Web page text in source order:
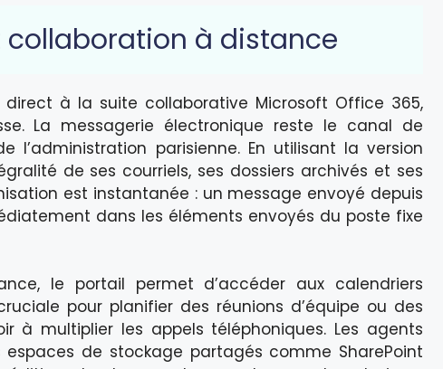
à distance
à la suite collaborative Microsoft Office 365,
La messagerie électronique reste le canal de
l’administration parisienne. En utilisant la version
de ses courriels, ses dossiers archivés et ses
est instantanée : un message envoyé depuis
dans les éléments envoyés du poste fixe
le portail permet d’accéder aux calendriers
pour planifier des réunions d’équipe ou des
à multiplier les appels téléphoniques. Les agents
de stockage partagés comme SharePoint